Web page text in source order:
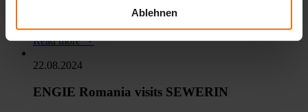
Ablehnen
Read more
22.08.2024
ENGIE Romania visits SEWERIN